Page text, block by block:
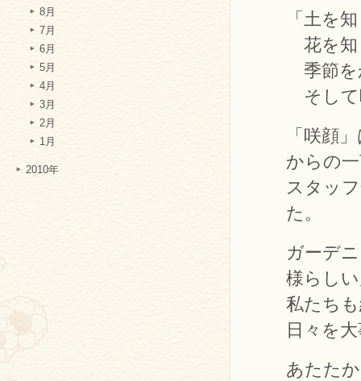
8月
7月
6月
5月
4月
3月
2月
1月
2010年
「土を
花を知
季節を
そして
「咲顔
からの
スタッ
た。
ガーデ
様らし
私たち
日々を
あたた